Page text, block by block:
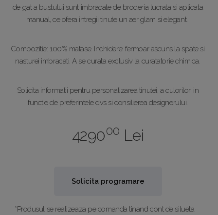
de gat a bustului sunt imbracate de broderia lucrata si aplicata
manual, ce ofera intregii tinute un aer glam si elegant.
Compozitie: 100% matase. Inchidere: fermoar ascuns la spate si
nasturei imbracati. A se curata exclusiv la curatatorie chimica.
Solicita informatii pentru personalizarea tinutei, a culorilor, in
functie de preferintele dvs si consilierea designerului.
429000 Lei
Solicita programare
*Produsul se realizeaza pe comanda tinand cont de silueta